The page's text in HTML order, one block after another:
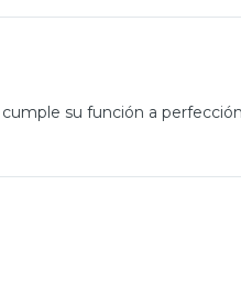
su función a perfección